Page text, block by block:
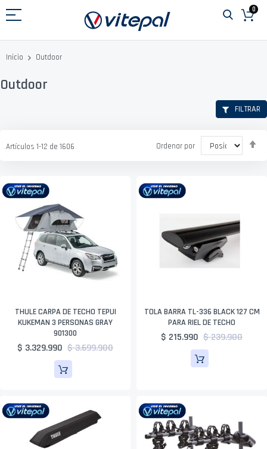
al
0
Inicio Outdoor
Outdoor
Artículos 1-12 de 1606 Ordenar por
THULE CARPA DE TECHO TEPUI
KUKEMAN 3 PERSONAS GRAY
901300
$ 3.329.990 $ 3.699.900
TOLA BARRA TL-336 BLACK 127 CM
PARA RIEL DE TECHO
$ 215.990 $ 239.900
FILTRAR